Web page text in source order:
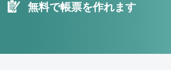
無料で帳票を作れます